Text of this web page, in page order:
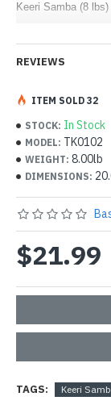
Keeri Samba (8 lbs)
REVIEWS
STOCK: In Stock
MODEL: TK0102
WEIGHT: 8.00lb
DIMENSIONS:
ITEM SOLD 32
$21.99
TAGS: Keeri